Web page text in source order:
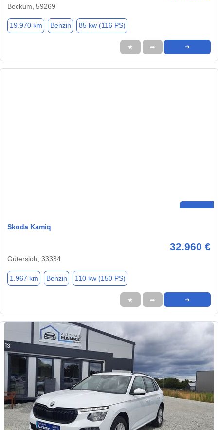
Beckum, 59269
19.970 km Benzin 85 kw (116 PS)
★ ➦ ➜
Skoda Kamiq
32.960 €
Gütersloh, 33334
1.967 km Benzin 110 kw (150 PS)
★ ➦ ➜